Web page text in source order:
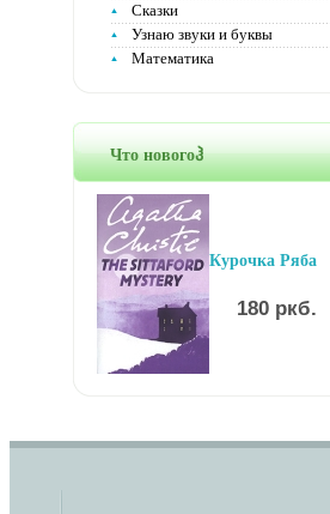
Сказки
Узнаю звуки и буквы
Математика
Что новогоჰ
Курочка Ряба
180 ркб.